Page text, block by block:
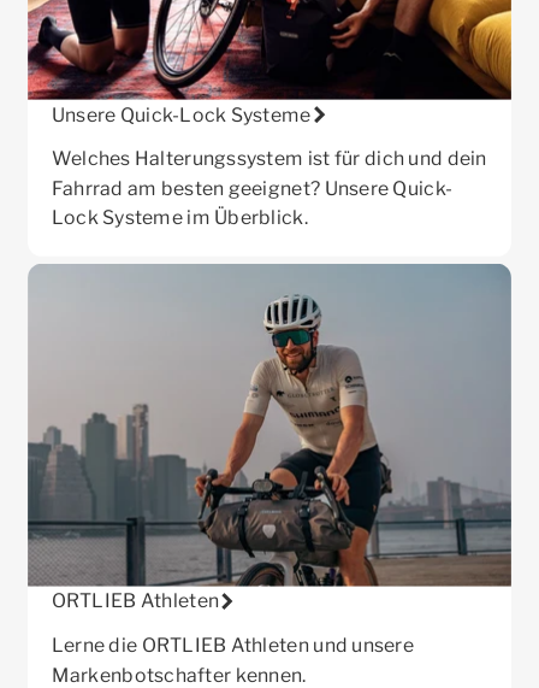
Unsere Quick-Lock Systeme
Welches Halterungssystem ist für dich und dein
Fahrrad am besten geeignet? Unsere Quick-
Lock Systeme im Überblick.
ORTLIEB Athleten
Lerne die ORTLIEB Athleten und unsere
Markenbotschafter kennen.